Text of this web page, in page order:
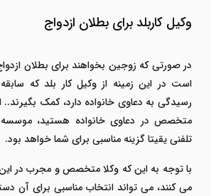
وکیل کاربلد برای بطلان ازدواج
در صورتی که زوجین بخواهند برای بطلان ازدواج
است در این زمینه از وکیل کار بلد که
رسیدگی به دعاوی خانواده دارد، کمک بگیرند..
متخصص در دعاوی خانواده هستید،
تلفنی یقیتا گزینه مناسبی برای شما خواهد بود.
با توجه به این که وکلا متخصص و مجرب در
می کنند، می تواند انتخاب مناسبی برای آن